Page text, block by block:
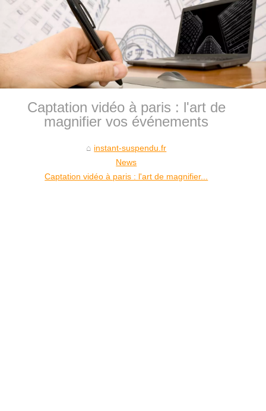
Captation vidéo à paris : l'art de
magnifier vos événements
instant-suspendu.fr
News
Captation vidéo à paris : l'art de magnifier...